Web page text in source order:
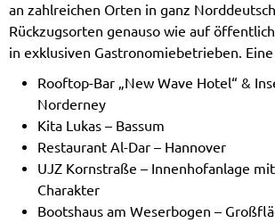
an zahlreichen Orten in ganz
Rückzugsorten genauso wie auf
in exklusiven Gastronomiebetrieben.
Rooftop-Bar „New Wave Hotel“ &
Norderney
Kita Lukas – Bassum
Restaurant Al-Dar – Hannover
UJZ Kornstraße – Innenhofanlage
Charakter
Bootshaus am Weserbogen –